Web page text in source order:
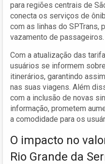
para regiões centrais de
conecta os serviços de
com as linhas do SPTrans,
vazamento de passageiros.
Com a atualização das
usuários se informem
itinerários, garantindo
nas suas viagens. Além
com a inclusão de novas
informação, prometem
a comodidade para os
O impacto no
Rio Grande da